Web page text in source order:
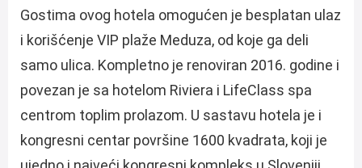
Gostima ovog hotela omogućen je besplatan ulaz
i korišćenje VIP plaže Meduza, od koje ga deli
samo ulica. Kompletno je renoviran 2016. godine i
povezan je sa hotelom Riviera i LifeClass spa
centrom toplim prolazom. U sastavu hotela je i
kongresni centar površine 1600 kvadrata, koji je